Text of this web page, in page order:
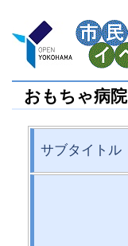
おもちゃ病院
サブタイトル